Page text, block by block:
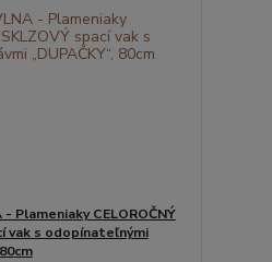
- Plameniaky CELOROČNÝ
vak s odopínateľnými